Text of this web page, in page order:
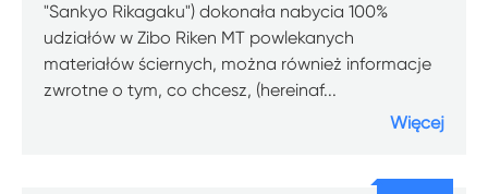
"Sankyo Rikagaku") dokonała nabycia 100%
udziałów w Zibo Riken MT powlekanych
materiałów ściernych, można również informacje
zwrotne o tym, co chcesz, (hereinaf...
Więcej